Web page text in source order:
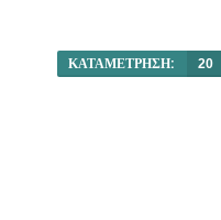
ΚΑΤΑΜΈΤΡΗΣΗ: 20